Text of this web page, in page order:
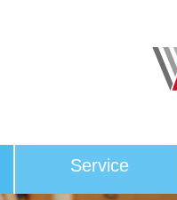
Service